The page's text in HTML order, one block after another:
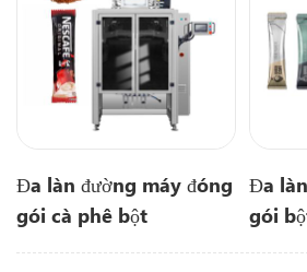
Đa làn đường máy đóng
gói cà phê bột
Đa
gói